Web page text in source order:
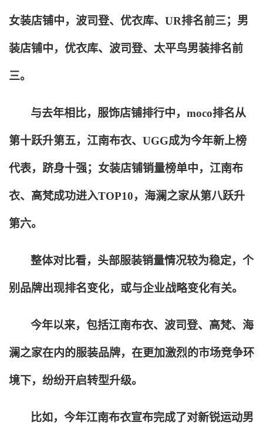
女装店铺中，波司登、优衣库、UR排名前三；男
装店铺中，优衣库、波司登、太平鸟男装排名前
三。
与去年相比，服饰店铺排行中，moco排名从
第十跃升第五，江南布衣、UGG成为今年新上榜
代表，跻身十强；女装店铺销量榜单中，江南布
衣、高梵成功进入TOP10，海澜之家从第八跃升
第六。
整体对比看，头部服装销量情况较为稳定，个
别品牌出现排名变化，或与企业战略变化有关。
今年以来，包括江南布衣、波司登、高梵、海
澜之家在内的服装品牌，在更加激烈的市场竞争环
境下，纷纷开启转型升级。
比如，今年江南布衣宣布完成了对新锐运动男